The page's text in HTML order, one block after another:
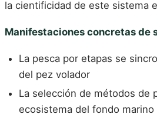
la cientificidad de este sistema
Manifestaciones concretas de
La pesca por etapas se
del pez volador
La selección de métodos de
ecosistema del fondo marino